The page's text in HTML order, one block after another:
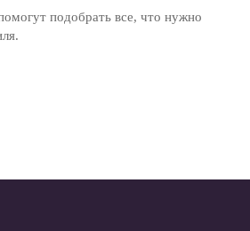
подобрать все, что нужно